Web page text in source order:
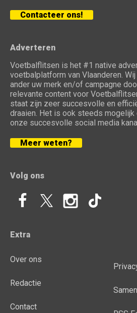
Contacteer ons!
Adverteren
Voetbalflitsen is het #1 native
voetbalplatform van Vlaanderen.
ander uw merk en/of campagne
relevante content voor
staat zijn zeer succesvolle en
draaien. Het is ook steeds mogelijk
onze succesvolle social media
Meer weten?
Volg ons
Extra
Over ons
Redactie
Contact